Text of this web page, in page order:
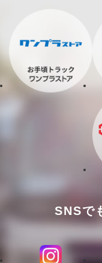
SNSで